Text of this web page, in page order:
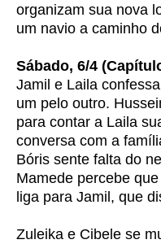
organizam sua nova
um navio a caminho
Sábado, 6/4
Jamil e Laila
um pelo outro.
para contar a Laila
conversa com a
Bóris sente falta do
Mamede percebe
liga para Jamil, que
Zuleika e Cibele se